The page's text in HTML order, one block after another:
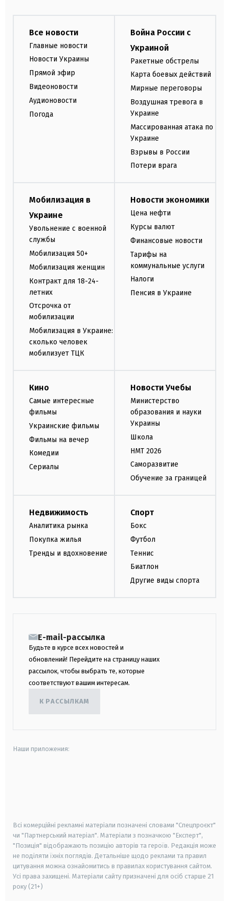
Все новости
Главные новости
Новости Украины
Прямой эфир
Видеоновости
Аудионовости
Погода
Война России с
Украиной
Ракетные обстрелы
Карта боевых действий
Мирные переговоры
Воздушная тревога в
Украине
Массированная атака по
Украине
Взрывы в России
Потери врага
Мобилизация в
Украине
Увольнение с военной
службы
Мобилизация 50+
Мобилизация женщин
Контракт для 18-24-
летних
Отсрочка от
мобилизации
Мобилизация в Украине:
сколько человек
мобилизует ТЦК
Новости экономики
Цена нефти
Курсы валют
Финансовые новости
Тарифы на
коммунальные услуги
Налоги
Пенсия в Украине
Кино
Самые интересные
фильмы
Украинские фильмы
Фильмы на вечер
Комедии
Сериалы
Новости Учебы
Министерство
образования и науки
Украины
Школа
НМТ 2026
Саморазвитие
Обучение за границей
Недвижимость
Аналитика рынка
Покупка жилья
Тренды и вдохновение
Спорт
Бокс
Футбол
Теннис
Биатлон
Другие виды спорта
E-mail-рассылка
Будьте в курсе всех новостей и
обновлений! Перейдите на страницу наших
рассылок, чтобы выбрать те, которые
соответствуют вашим интересам.
К РАССЫЛКАМ
Наши приложения:
Всі комерційні рекламні матеріали позначені словами "Спецпроєкт"
чи "Партнерський матеріал". Матеріали з позначкою "Експерт",
"Позиція" відображають позицію авторів та героїв. Редакція може
не поділяти їхніх поглядів. Детальніше щодо реклами та правил
цитування можна ознайомитись в правилах користування сайтом.
Усі права захищені. Матеріали сайту призначені для осіб старше 21
року (21+)